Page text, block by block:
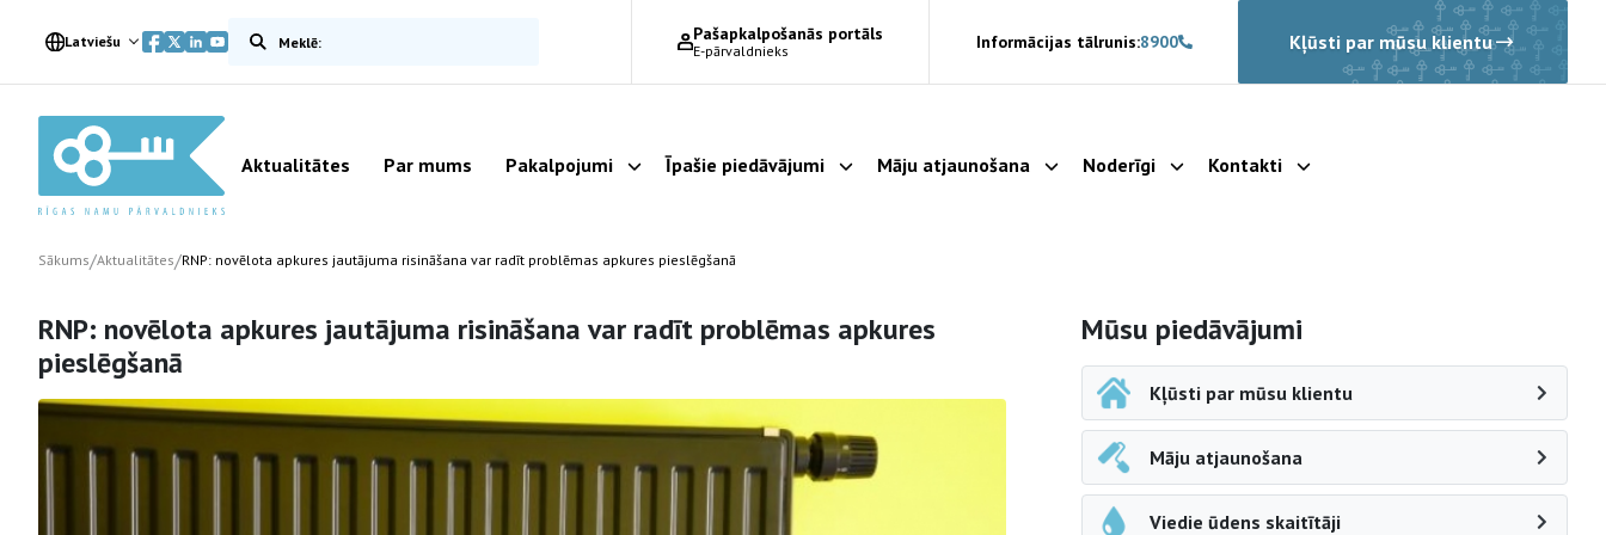
Latviešu Meklēt vietnē Pašapkalpošanās portāls
E-pārvaldnieks Informācijas tālrunis:8900 Kļūsti par mūsu klientu
Aktualitātes Par mums Pakalpojumi Parādīt apakšizvēlni
Īpašie piedāvājumi Parādīt apakšizvēlni
Māju atjaunošana Parādīt apakšizvēlni
Noderīgi Parādīt apakšizvēlni
Kontakti Parādīt apakšizvēlni
Sākums/Aktualitātes/RNP: novēlota apkures jautājuma risināšana var radīt problēmas apkures pieslēgšanā
RNP: novēlota apkures jautājuma risināšana var radīt problēmas apkures
pieslēgšanā
Sāna navigācija
Mūsu piedāvājumi
Kļūsti par mūsu klientu
Māju atjaunošana
Viedie ūdens skaitītāji